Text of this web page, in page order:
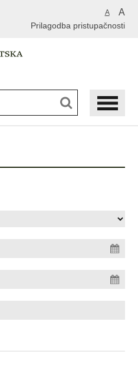
A A
Prilagodba pristupačnosti